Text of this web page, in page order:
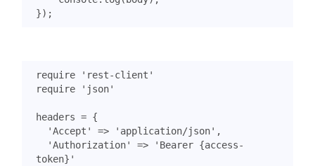
});
require
'rest-client'
require
'json'
headers = {
'Accept'
=> 'application/json' ,
'Authorization'
=>
'Bearer {access-
token}'